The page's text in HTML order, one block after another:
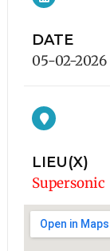
DATE
05-02-2026
LIEU(X)
Supersonic